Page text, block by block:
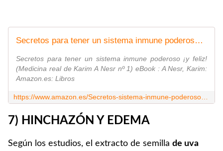
Secretos para tener un sistema inmune poderoso ¡y feliz! (Medicina real de Karim A Nesr nº 1) eBook : A Nesr, Karim: Amazon.es: Libros
Secretos para tener un sistema inmune poderoso ¡y feliz!
(Medicina real de Karim A Nesr nº 1) eBook : A Nesr, Karim:
Amazon.es: Libros
7) HINCHAZÓN Y EDEMA
Según los estudios, el extracto de semilla de uva